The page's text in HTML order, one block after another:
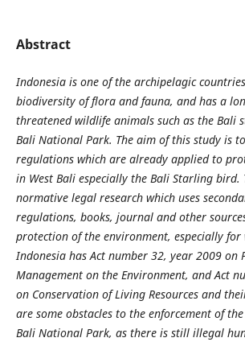
Abstract
Indonesia is one of the archipelagic
biodiversity of flora and fauna, and has a
threatened wildlife animals such as the Bali
Bali National Park. The aim of this study is
regulations which are already applied to
in West Bali especially the Bali Starling bird.
normative legal research which uses
regulations, books, journal and other
protection of the environment, especially
Indonesia has Act number 32, year 2009 on
Management on the Environment, and Act
on Conservation of Living Resources and
are some obstacles to the enforcement of
Bali National Park, as there is still illegal